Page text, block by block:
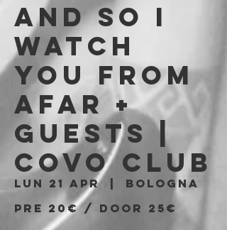
And So I
Watch
You From
Afar +
Guests |
Covo Club
lun 21 apr
  |
Bologna
Pre 20€ / Door 25€